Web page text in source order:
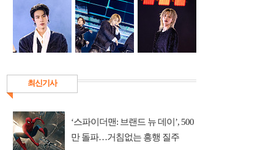
최신기사
‘스파이더맨: 브랜드 뉴 데이’, 500
만 돌파…거침없는 흥행 질주